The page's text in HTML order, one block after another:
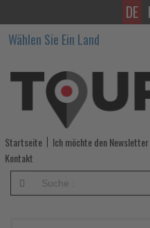
Tobago
setzt
neue
Maßstäbe
im
digitalen
DE
Wählen Sie Ein Land
Startseite Ich möchte den
Kontakt